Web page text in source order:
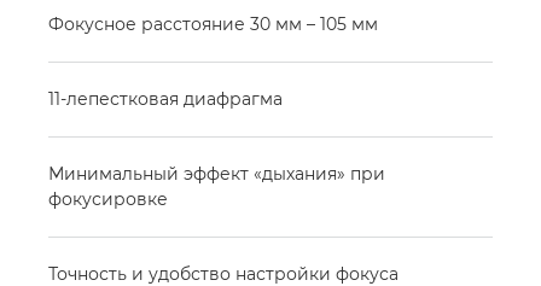
Фокусное расстояние 30 мм – 105 мм
11-лепестковая диафрагма
Минимальный эффект «дыхания» при
фокусировке
Точность и удобство настройки фокуса